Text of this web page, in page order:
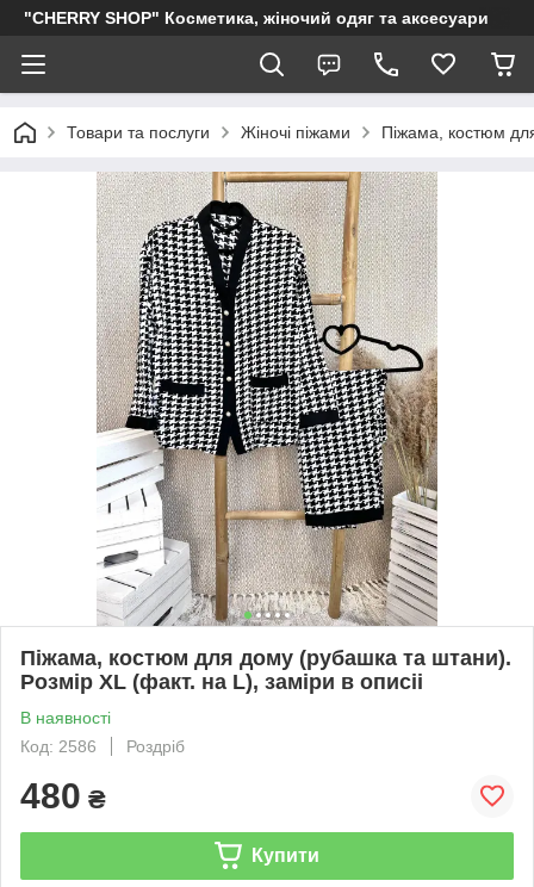
"CHERRY SHOP" Косметика, жіночий одяг та аксесуари
Товари та послуги Жіночі піжами Піжама, костюм
Піжама, костюм для дому (рубашка та штани).
Розмір XL (факт. на L), заміри в описіі
В наявності
Код: 2586
Роздріб
480 ₴
Купити